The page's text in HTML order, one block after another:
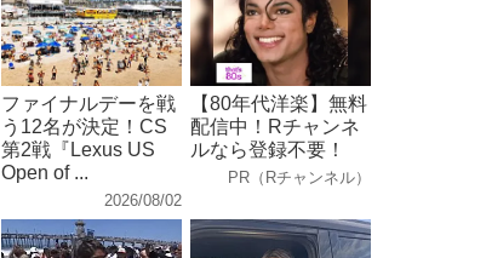
ファイナルデーを戦
う12名が決定！CS
第2戦『Lexus US
Open of ...
2026/08/02
【80年代洋楽】無料
配信中！Rチャンネ
ルなら登録不要！
PR（Rチャンネル）